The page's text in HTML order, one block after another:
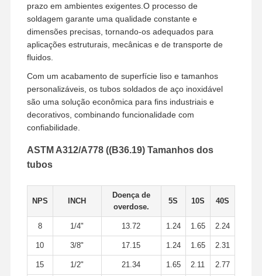
válvula de aço inoxidável
Tubulações sem emenda de aço inoxidável
Encaixes de tubulação sanitária de aço inoxidável
TUBO DOS VAGABUNDOS
Tubulações soldadas de aço inoxidável
prazo em ambientes exigentes.O processo de
soldagem garante uma qualidade constante e
dimensões precisas, tornando-os adequados para
aplicações estruturais, mecânicas e de transporte de
fluidos.
Com um acabamento de superfície liso e tamanhos
personalizáveis, os tubos soldados de aço inoxidável
são uma solução econômica para fins industriais e
decorativos, combinando funcionalidade com
confiabilidade.
ASTM A312/A778 ((B36.19) Tamanhos dos
tubos
NPS INCH
Doença de
overdose.
5S 10S 40S
8 1/4" 13.72 1.24 1.65 2.24
10 3/8" 17.15 1.24 1.65 2.31
15 1/2" 21.34 1.65 2.11 2.77